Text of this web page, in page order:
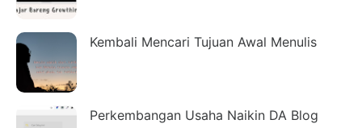
Kembali Mencari Tujuan Awal Menulis
Perkembangan Usaha Naikin DA Blog